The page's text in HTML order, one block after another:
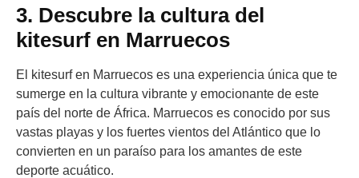
3. Descubre la cultura del
kitesurf en Marruecos
El kitesurf en Marruecos es una experiencia única que te
sumerge en la cultura vibrante y emocionante de este
país del norte de África. Marruecos es conocido por sus
vastas playas y los fuertes vientos del Atlántico que lo
convierten en un paraíso para los amantes de este
deporte acuático.